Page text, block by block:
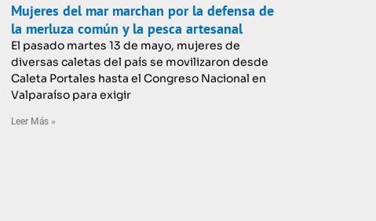
Mujeres del mar marchan por la defensa de
la merluza común y la pesca artesanal
El pasado martes 13 de mayo, mujeres de
diversas caletas del país se movilizaron desde
Caleta Portales hasta el Congreso Nacional en
Valparaíso para exigir
Leer Más »